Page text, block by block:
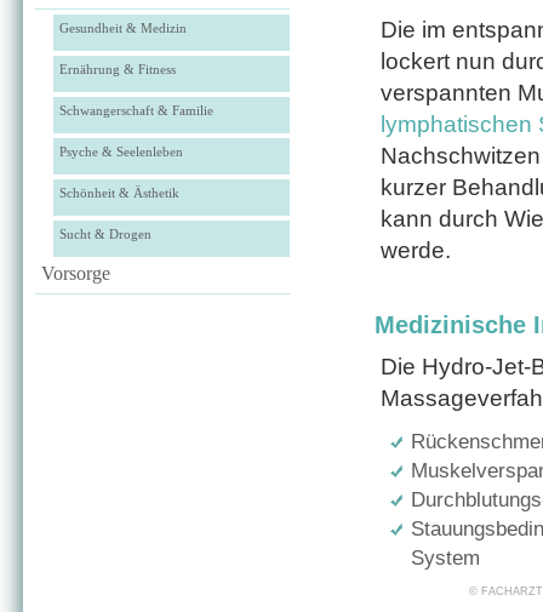
Gesundheit & Medizin
Ernährung & Fitness
Schwangerschaft & Familie
Psyche & Seelenleben
Schönheit & Ästhetik
Sucht & Drogen
Vorsorge
Die im
lockert nun
verspannten
lymphatischen
kurzer
kann durch
werde.
Medizinische
Die Hydro-Jet-
System
©